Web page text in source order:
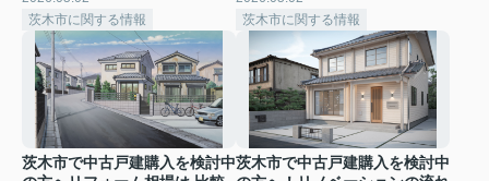
茨木市に関する情報
茨木市に関する情報
茨木市で中古戸建購入を検討中茨木市で中古戸建購入を検討中